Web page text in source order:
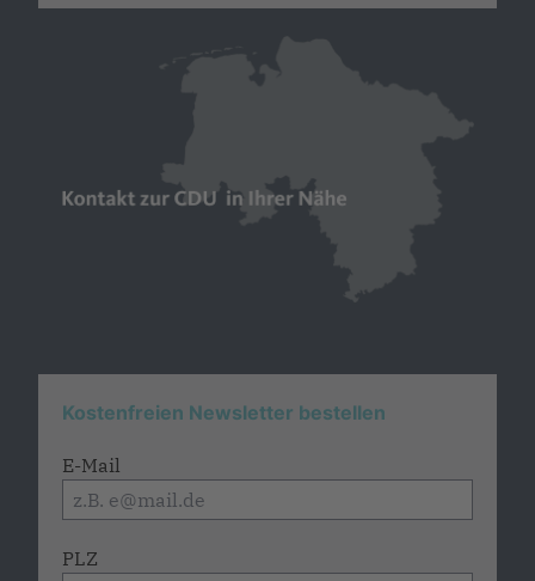
Kostenfreien Newsletter bestellen
E-Mail
PLZ